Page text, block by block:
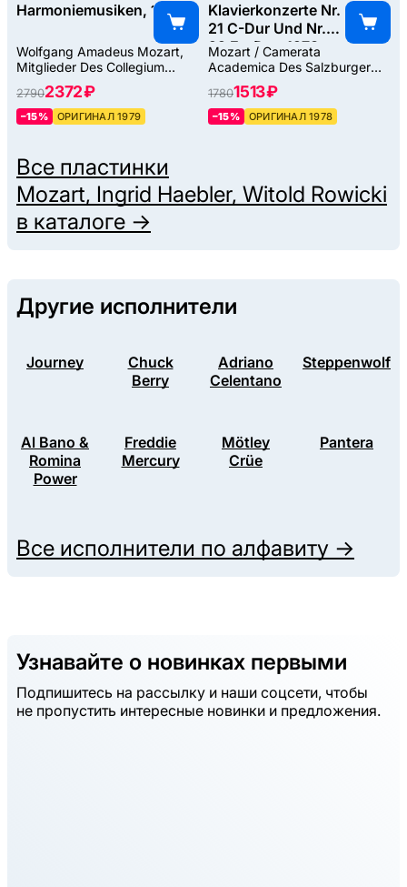
Harmoniemusiken, 1979
Wolfgang Amadeus Mozart,
Mitglieder Des Collegium
Aureum
27902372 ₽
–15% ОРИГИНАЛ 1979
Klavierkonzerte Nr.
21 C-Dur Und Nr.
22 Es-Dur, 1978
Mozart / Camerata
Academica Des Salzburger
Mozarteums / Géza Anda
17801513 ₽
–15% ОРИГИНАЛ 1978
Все пластинки
Mozart, Ingrid Haebler, Witold Rowicki
в каталоге →
Другие исполнители
Journey
Chuck
Berry
Adriano
Celentano
Steppenwolf
Al Bano &
Romina
Power
Freddie
Mercury
Mötley
Crüe
Pantera
Все исполнители по алфавиту →
Узнавайте о новинках первыми
Подпишитесь на рассылку и наши соцсети, чтобы
не пропустить интересные новинки и предложения.